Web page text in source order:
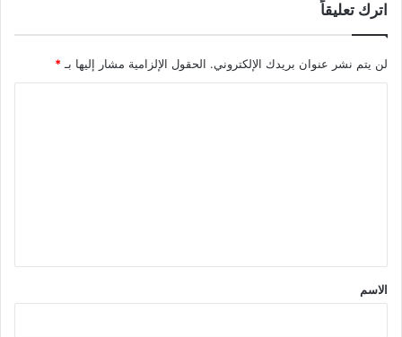
اترك تعليقاً
لن يتم نشر عنوان بريدك الإلكتروني. الحقول الإلزامية مشار إليها بـ *
*
الاسم